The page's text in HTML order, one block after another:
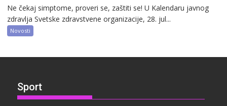
Ne čekaj simptome, proveri se, zaštiti se! U Kalendaru javnog
zdravlja Svetske zdravstvene organizacije, 28. jul...
Novosti
Sport